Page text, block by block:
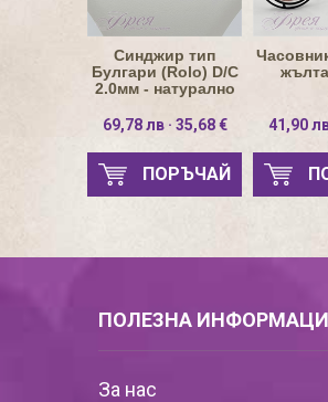
Синджир тип
Булгари (Rolo) D/C
2.0мм - натурално
69,78 лв · 35,68 €
ПОРЪЧАЙ
41,90
ПОЛЕЗНА
За нас